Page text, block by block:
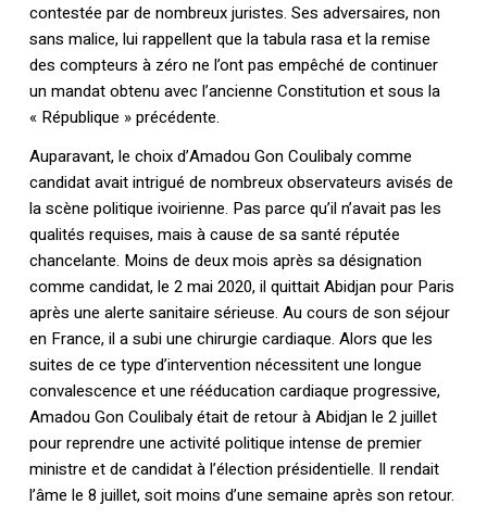
contestée par de nombreux juristes. Ses adversaires, non
sans malice, lui rappellent que la tabula rasa et la remise
des compteurs à zéro ne l’ont pas empêché de continuer
un mandat obtenu avec l’ancienne Constitution et sous la
« République » précédente.
Auparavant, le choix d’Amadou Gon Coulibaly comme
candidat avait intrigué de nombreux observateurs avisés de
la scène politique ivoirienne. Pas parce qu’il n’avait pas les
qualités requises, mais à cause de sa santé réputée
chancelante. Moins de deux mois après sa désignation
comme candidat, le 2 mai 2020, il quittait Abidjan pour Paris
après une alerte sanitaire sérieuse. Au cours de son séjour
en France, il a subi une chirurgie cardiaque. Alors que les
suites de ce type d’intervention nécessitent une longue
convalescence et une rééducation cardiaque progressive,
Amadou Gon Coulibaly était de retour à Abidjan le 2 juillet
pour reprendre une activité politique intense de premier
ministre et de candidat à l’élection présidentielle. Il rendait
l’âme le 8 juillet, soit moins d’une semaine après son retour.